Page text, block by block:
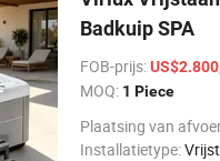
Badkuip SPA
FOB-prijs:
MOQ: 1 Piece
Plaatsing van
Installatietype: